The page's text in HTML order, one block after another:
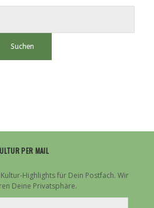
PER MAIL
Highlights für Dein Postfach. Wir
Deine Privatsphäre.